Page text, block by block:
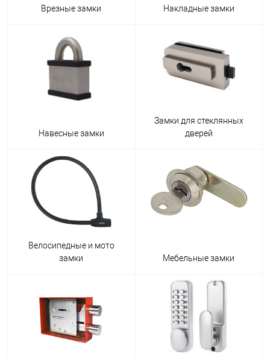
Врезные замки Накладные замки
Навесные замки
Замки для стеклянных
дверей
Велосипедные и мото
замки
Мебельные замки